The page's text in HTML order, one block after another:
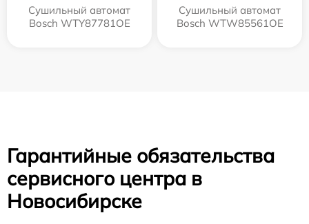
Сушильный автомат
Bosch WTY87781OE
Сушильный автомат
Bosch WTW85561OE
Гарантийные обязательства
сервисного центра в
Новосибирске